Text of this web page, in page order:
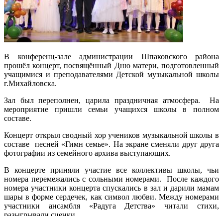
В конференц-зале администрации Шпаковского района
прошёл концерт, посвящённый Дню матери, подготовленный
учащимися и преподавателями Детской музыкальной школы
г.Михайловска.
Зал был переполнен, царила праздничная атмосфера. На
мероприятие пришли семьи учащихся школы в полном
составе.
Концерт открыл сводный хор учеников музыкальной школы в
составе песней «Гимн семье». На экране сменяли друг друга
фотографии из семейного архива выступающих.
В концерте приняли участие все коллективы школы, чьи
номера перемежались с сольными номерами. После каждого
номера участники концерта спускались в зал и дарили мамам
шары в форме сердечек, как символ любви. Между номерами
участники ансамбля «Радуга Детства» читали стихи,